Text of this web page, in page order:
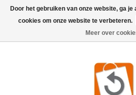
Door het gebruiken van onze website, ga
cookies om onze website te verbeteren.
Meer over